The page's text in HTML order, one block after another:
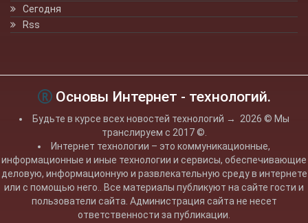
Сегодня
Rss
Основы Интернет - технологий.
Будьте в курсе всех новостей технологий → 2026 © Мы
транслируем с 2017 ©.
Интернет технологии – это коммуникационные,
информационные и иные технологии и сервисы, обеспечивающие
деловую, информационную и развлекательную среду в интернете
или с помощью него.. Все материалы публикуют на сайте гости и
пользователи сайта. Администрация сайта не несет
ответственности за публикации.